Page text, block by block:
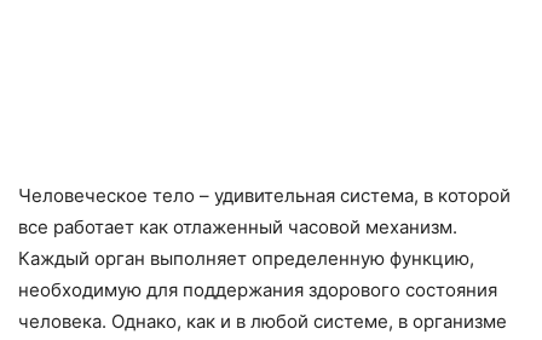
Человеческое тело – удивительная система, в которой
все работает как отлаженный часовой механизм.
Каждый орган выполняет определенную функцию,
необходимую для поддержания здорового состояния
человека. Однако, как и в любой системе, в организме